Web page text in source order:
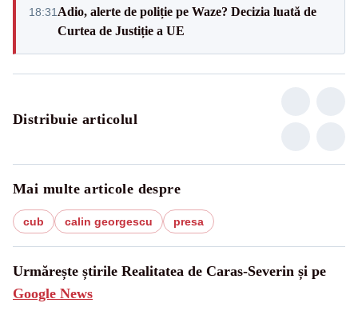
18:31 Adio, alerte de poliție pe Waze? Decizia luată de
Curtea de Justiție a UE
Distribuie articolul
Mai multe articole despre
cub calin georgescu presa
Urmărește știrile Realitatea de Caras-Severin și pe
Google News